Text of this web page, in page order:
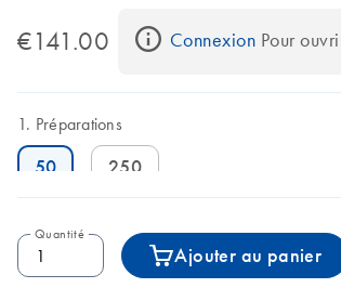
€141.00 Connexion Pour
Préparations
50 250
Quantité
Ajouter au panier